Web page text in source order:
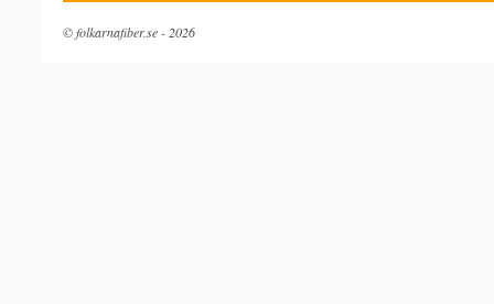
© folkarnafiber.se - 2026